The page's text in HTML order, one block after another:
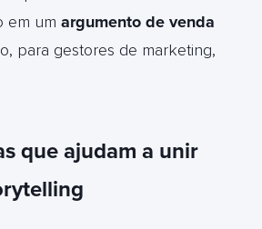
em um argumento de venda
para gestores de marketing,
que ajudam a unir